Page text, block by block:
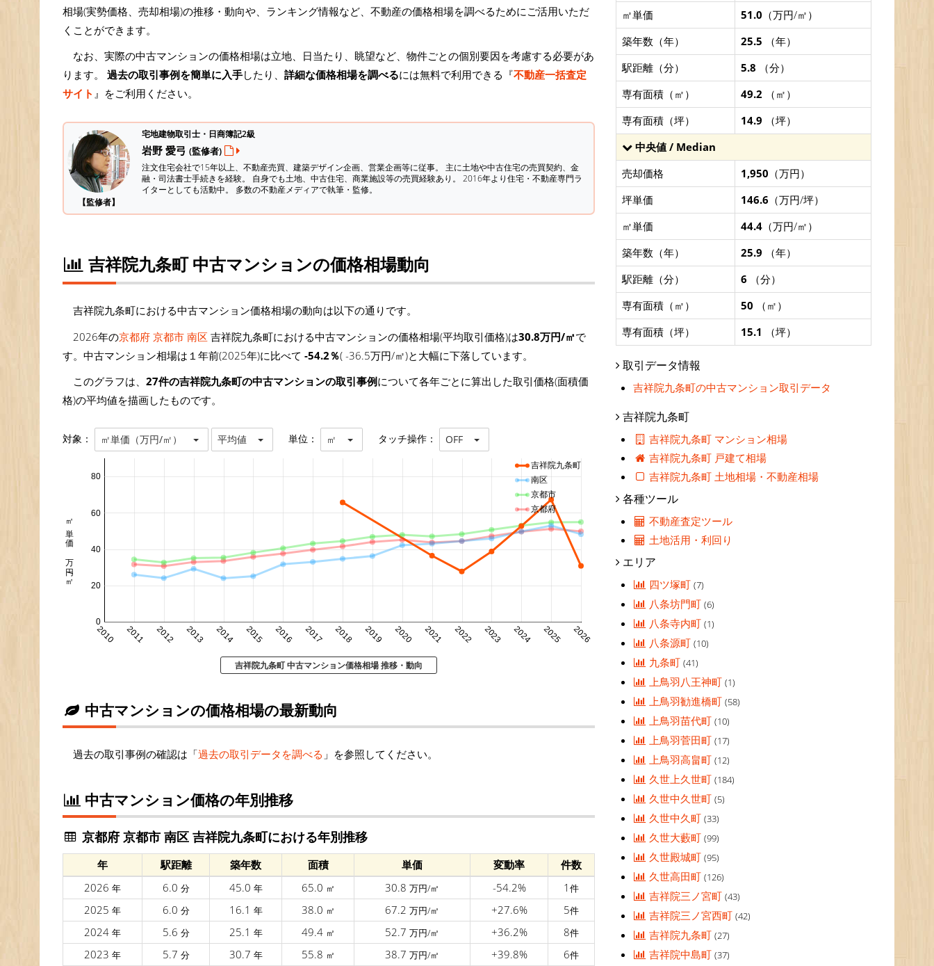
相場(実勢価格、売却相場)の推移・動向や、ランキング情報など、不動産の価格相場を調べるためにご活用いただ
くことができます。
なお、実際の中古マンションの価格相場は立地、日当たり、眺望など、物件ごとの個別要因を考慮する必要があ
ります。 過去の取引事例を簡単に入手したり、 詳細な価格相場を調べるには無料で利用できる『不動産一括査定
サイト 』をご利用ください。
【監修者】
宅地建物取引士・日商簿記2級
岩野 愛弓 (監修者)
注文住宅会社で15年以上、不動産売買、建築デザイン企画、営業企画等に従事。 主に土地や中古住宅の売買契約、金
融・司法書士手続きを経験。 自身でも土地、中古住宅、商業施設等の売買経験あり。 2016年より住宅・不動産専門ラ
イターとしても活動中。 多数の不動産メディアで執筆・監修。
吉祥院九条町 中古マンションの価格相場動向
吉祥院九条町における中古マンション価格相場の動向は以下の通りです。
2026年の京都府 京都市 南区 吉祥院九条町における中古マンションの価格相場(平均取引価格)は30.8万円/㎡で
す。中古マンション相場は１年前(2025年)に比べて -54.2％( -36.5万円/㎡)と大幅に下落しています。
このグラフは、 27件の吉祥院九条町の中古マンションの取引事例について各年ごとに算出した取引価格(面積価
格)の平均値を描画したものです。
対象： ㎡単価（万円/㎡） 平均値 単位： ㎡ タッチ操作： OFF
2010 2011 2012 2013 2014 2015 2016 2017 2018 2019 2020 2021 2022 2023 2024 2025 2026
0
20
40
60
80
㎡単価 万円/㎡
吉祥院九条町
南区
京都市
京都府
吉祥院九条町 中古マンション価格相場 推移・動向
中古マンションの価格相場の最新動向
過去の取引事例の確認は「過去の取引データを調べる 」を参照してください。
中古マンション価格の年別推移
京都府 京都市 南区 吉祥院九条町における年別推移
年 駅距離 築年数 面積 単価 変動率
件数
2026 年 6.0 分 45.0 年 65.0 ㎡ 30.8 万円/㎡ -54.2% 1 件
2025 年 6.0 分 16.1 年 38.0 ㎡ 67.2 万円/㎡ +27.6% 5件
2024 年 5.6 分 25.1 年 49.4 ㎡ 52.7 万円/㎡ +36.2% 8件
2023 年 5.7 分 30.7 年 55.8 ㎡ 38.7 万円/㎡ +39.8% 6件
㎡単価
51.0 （万円/㎡）
築年数（年）
25.5 （年）
駅距離（分）
5.8 （分）
専有面積（㎡）
49.2 （㎡）
専有面積（坪）
14.9 （坪）
中央値 / Median
売却価格
1,950 （万円）
坪単価
146.6 （万円/坪）
㎡単価
44.4 （万円/㎡）
築年数（年）
25.9 （年）
駅距離（分）
6 （分）
専有面積（㎡）
50 （㎡）
専有面積（坪）
15.1 （坪）
取引データ情報
吉祥院九条町の中古マンション取引データ
吉祥院九条町
吉祥院九条町 マンション相場
吉祥院九条町 戸建て相場
吉祥院九条町 土地相場・不動産相場
各種ツール
不動産査定ツール
土地活用・利回り
エリア
四ツ塚町(7)
八条坊門町(6)
八条寺内町(1)
八条源町(10)
九条町(41)
上鳥羽八王神町(1)
上鳥羽勧進橋町(58)
上鳥羽苗代町(10)
上鳥羽菅田町(17)
上鳥羽高畠町(12)
久世上久世町(184)
久世中久世町(5)
久世中久町(33)
久世大藪町(99)
久世殿城町(95)
久世高田町(126)
吉祥院三ノ宮町(43)
吉祥院三ノ宮西町(42)
吉祥院九条町(27)
吉祥院中島町(37)